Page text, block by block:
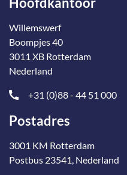
Willemswerf
Boompjes 40
3011 XB Rotterdam
Nederland
+31 (0)88 - 44 51 000
Postadres
3001 KM Rotterdam
Postbus 23541, Nederland